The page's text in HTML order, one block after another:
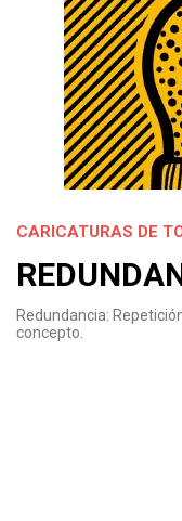
CARICATURAS DE
Redundancia:
concepto.